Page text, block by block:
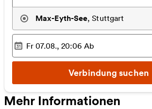
Max-Eyth-See,Stuttgart
Ausgewählter Zeitpunkt
Fr 07.08., 20:06 Ab
Verbindung suchen
Mehr Informationen